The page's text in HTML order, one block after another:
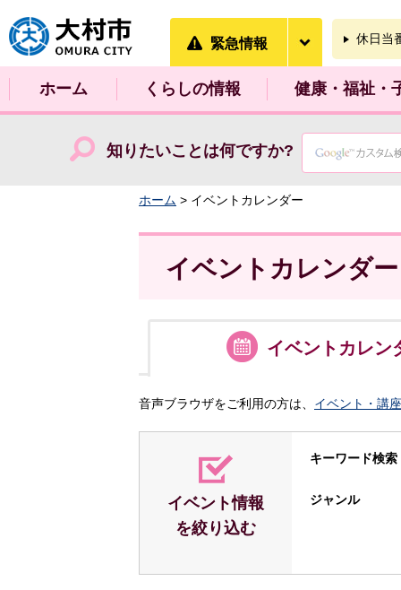
大村市
緊急情報 休日当
ホーム くらしの情報 健康・福祉・
知りたいことは何ですか?
ホーム > イベントカレンダー
イベントカレンダー
イベント カレン
音声ブラウザをご利用の方は、 イベント・講
イベント情報
を絞り込む
キーワード検索
ジャンル